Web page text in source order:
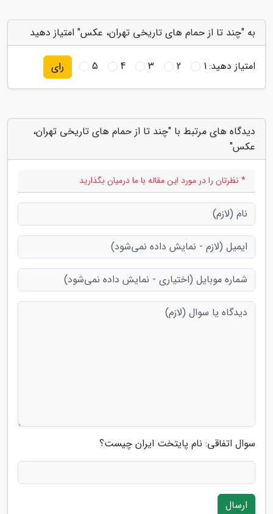
به "چند تا از حمام های تاریخی تهران، عکس" امتیاز دهید
امتیاز دهید:1
2
3
4
5 رای
دیدگاه های مرتبط با "چند تا از حمام های تاریخی تهران،
عکس"
* نظرتان را در مورد این مقاله با ما درمیان بگذارید
سوال اتفاقی: نام پایتخت ایران چیست؟
ارسال